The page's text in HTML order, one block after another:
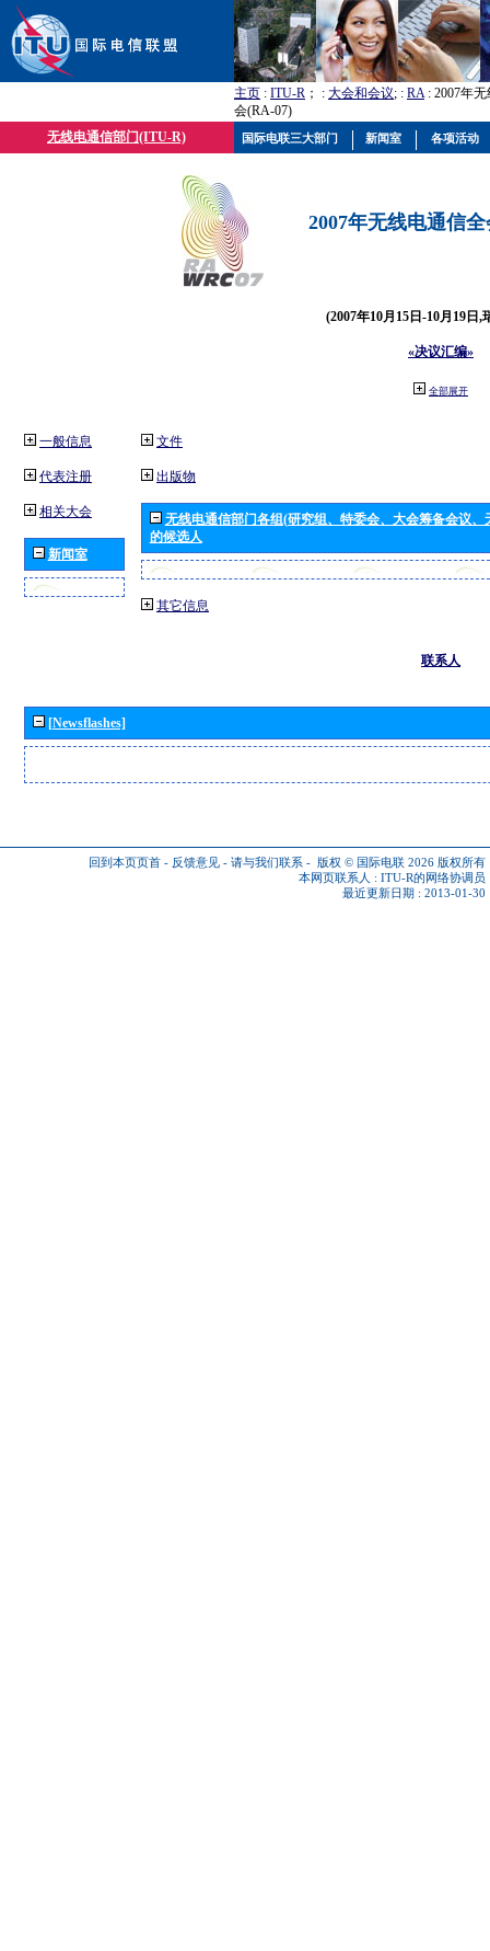
主页 : ITU-R ； : 大会和会议; : RA: 2007年
会(RA-07)
无线电通信部门(ITU-R)
2007年无线电通信
(2007年10月15日-10月19日,
«决议汇编»
全部展开
一般信息
代表注册
相关大会
新闻室
文件
出版物
无线电通信部门各组(研究组、特委会、大会筹备会议
的候选人
其它信息
联系人
[Newsflashes]
回到本页页首 - 反馈意见 - 请与我们联系 - 版权 © 国际电联 2026 版权所有
本网页联系人 : ITU-R的网络协调员
最近更新日期 : 2013-01-30
国际电联三大部门 新闻室 各项活动